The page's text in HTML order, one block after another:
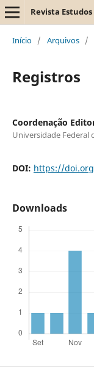
Revista
Início / Arquivos /
Registros
Coordenação
Universidade Federal
DOI: https://
Downloads